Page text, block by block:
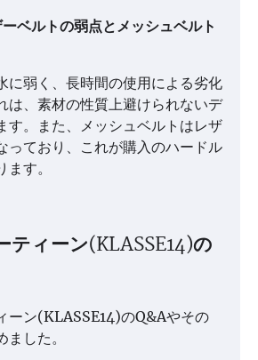
ベルトの弱点とメッシュベルト
に弱く、長時間の使用による劣化
は、素材の性質上避けられないデ
す。また、メッシュベルトはレザ
っており、これが購入のハードル
す。
ティーン(KLASSE14)の
ーン(KLASSE14)のQ&Aやその
した。